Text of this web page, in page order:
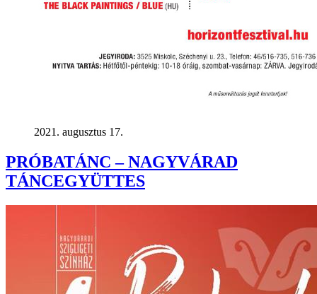
2021. augusztus 17.
PRÓBATÁNC – NAGYVÁRAD
TÁNCEGYÜTTES